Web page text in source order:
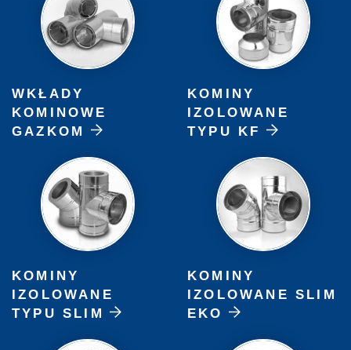
WKŁADY
KOMINOWE
GAZKOM
KOMINY
IZOLOWANE
TYPU KF
KOMINY
IZOLOWANE
TYPU SLIM
KOMINY
IZOLOWANE SLIM
EKO